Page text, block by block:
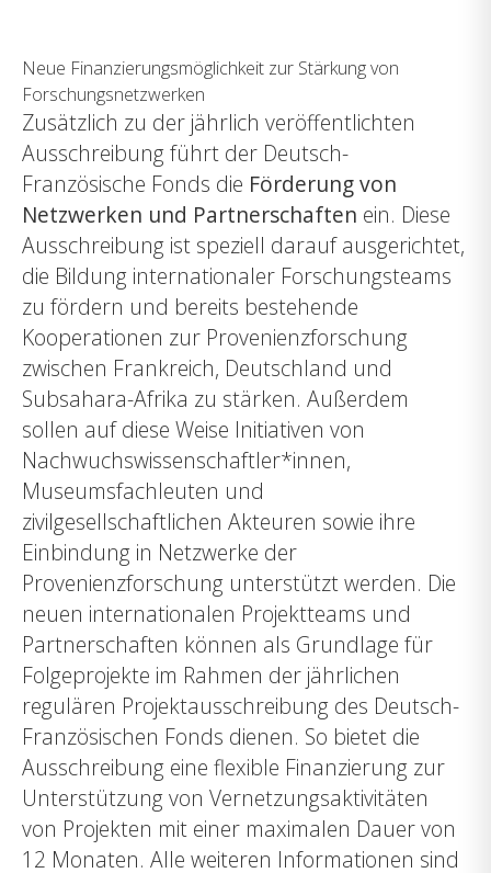
Neue Finanzierungsmöglichkeit zur Stärkung von
Forschungsnetzwerken
Zusätzlich zu der jährlich veröffentlichten
Ausschreibung führt der Deutsch-
Französische Fonds die Förderung von
Netzwerken und Partnerschaften ein. Diese
Ausschreibung ist speziell darauf ausgerichtet,
die Bildung internationaler Forschungsteams
zu fördern und bereits bestehende
Kooperationen zur Provenienzforschung
zwischen Frankreich, Deutschland und
Subsahara-Afrika zu stärken. Außerdem
sollen auf diese Weise Initiativen von
Nachwuchswissenschaftler*innen,
Museumsfachleuten und
zivilgesellschaftlichen Akteuren sowie ihre
Einbindung in Netzwerke der
Provenienzforschung unterstützt werden. Die
neuen internationalen Projektteams und
Partnerschaften können als Grundlage für
Folgeprojekte im Rahmen der jährlichen
regulären Projektausschreibung des Deutsch-
Französischen Fonds dienen. So bietet die
Ausschreibung eine flexible Finanzierung zur
Unterstützung von Vernetzungsaktivitäten
von Projekten mit einer maximalen Dauer von
12 Monaten. Alle weiteren Informationen sind